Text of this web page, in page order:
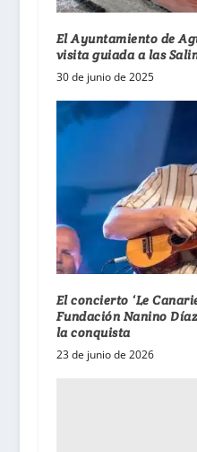
El Ayuntamiento de
visita guiada a las
30 de junio de 2025
El concierto ‘Le
Fundación Nanino
la conquista
23 de junio de 2026